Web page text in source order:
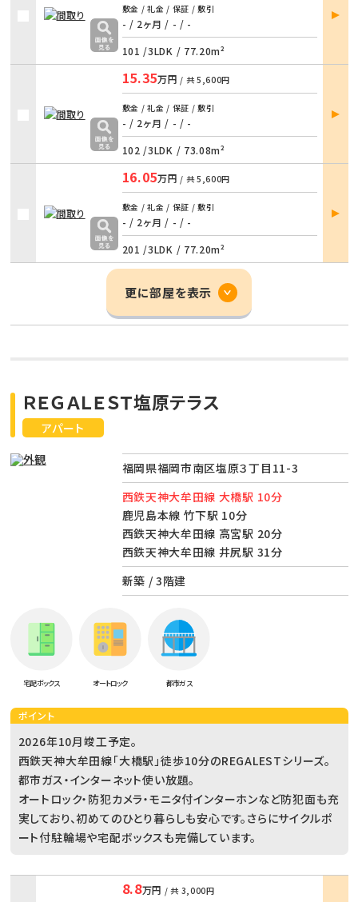
敷金 / 礼金 / 保証 / 敷引
- / 2ヶ月 / - / -
101 /3LDK / 77.20m²
部屋
詳細
15.35万円 / 共5,600円
敷金 / 礼金 / 保証 / 敷引
- / 2ヶ月 / - / -
102 /3LDK / 73.08m²
部屋
詳細
16.05万円 / 共5,600円
敷金 / 礼金 / 保証 / 敷引
- / 2ヶ月 / - / -
201 /3LDK / 77.20m²
部屋
詳細
更に部屋を表示
アパート
ＲＥＧＡＬＥＳＴ塩原テラス
福岡県福岡市南区塩原３丁目11-3
西鉄天神大牟田線 大橋駅 10分
鹿児島本線 竹下駅 10分
西鉄天神大牟田線 高宮駅 20分
西鉄天神大牟田線 井尻駅 31分
新築 / 3階建
宅配ボックス オートロック 都市ガス
ポイント
2026年10月竣工予定。
西鉄天神大牟田線「大橋駅」徒歩10分のREGALESTシリーズ。
都市ガス・インターネット使い放題。
オートロック・防犯カメラ・モニタ付インターホンなど防犯面も充
実しており、初めてのひとり暮らしも安心です。さらにサイクルポ
ート付駐輪場や宅配ボックスも完備しています。
8.8万円 / 共 3,000円